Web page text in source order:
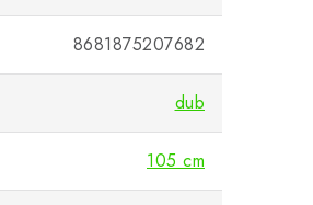
8681875207682
dub
105 cm